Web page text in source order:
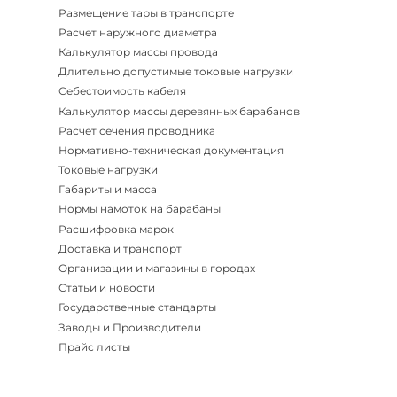
Размещение тары в транспорте
Расчет наружного диаметра
Калькулятор массы провода
Длительно допустимые токовые нагрузки
Себестоимость кабеля
Калькулятор массы деревянных барабанов
Расчет сечения проводника
Нормативно-техническая документация
Токовые нагрузки
Габариты и масса
Нормы намоток на барабаны
Расшифровка марок
Доставка и транспорт
Организации и магазины в городах
Статьи и новости
Государственные стандарты
Заводы и Производители
Прайс листы